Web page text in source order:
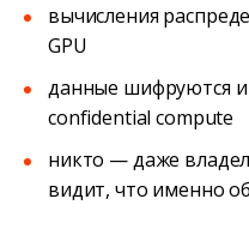
вычисления
GPU
данные шифруются
confidential compute
никто — даже
видит, что именно